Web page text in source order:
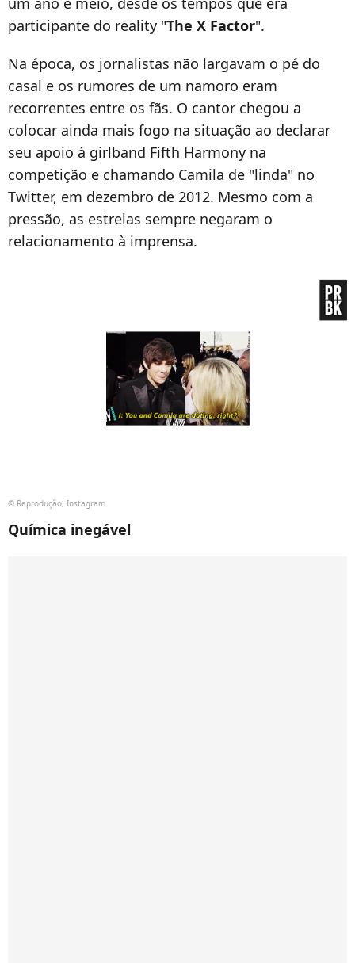
participante do reality "The X Factor".
Na época, os jornalistas não largavam o pé do
casal e os rumores de um namoro eram
recorrentes entre os fãs. O cantor chegou a
colocar ainda mais fogo na situação ao declarar
seu apoio à girlband Fifth Harmony na
competição e chamando Camila de "linda" no
Twitter, em dezembro de 2012. Mesmo com a
pressão, as estrelas sempre negaram o
relacionamento à imprensa.
© Reprodução, Instagram
Química inegável